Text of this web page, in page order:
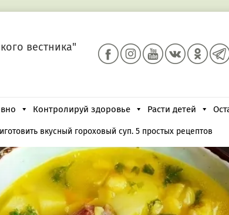
вестника"
Контролируй здоровье Расти детей
вкусный гороховый суп. 5 простых рецептов